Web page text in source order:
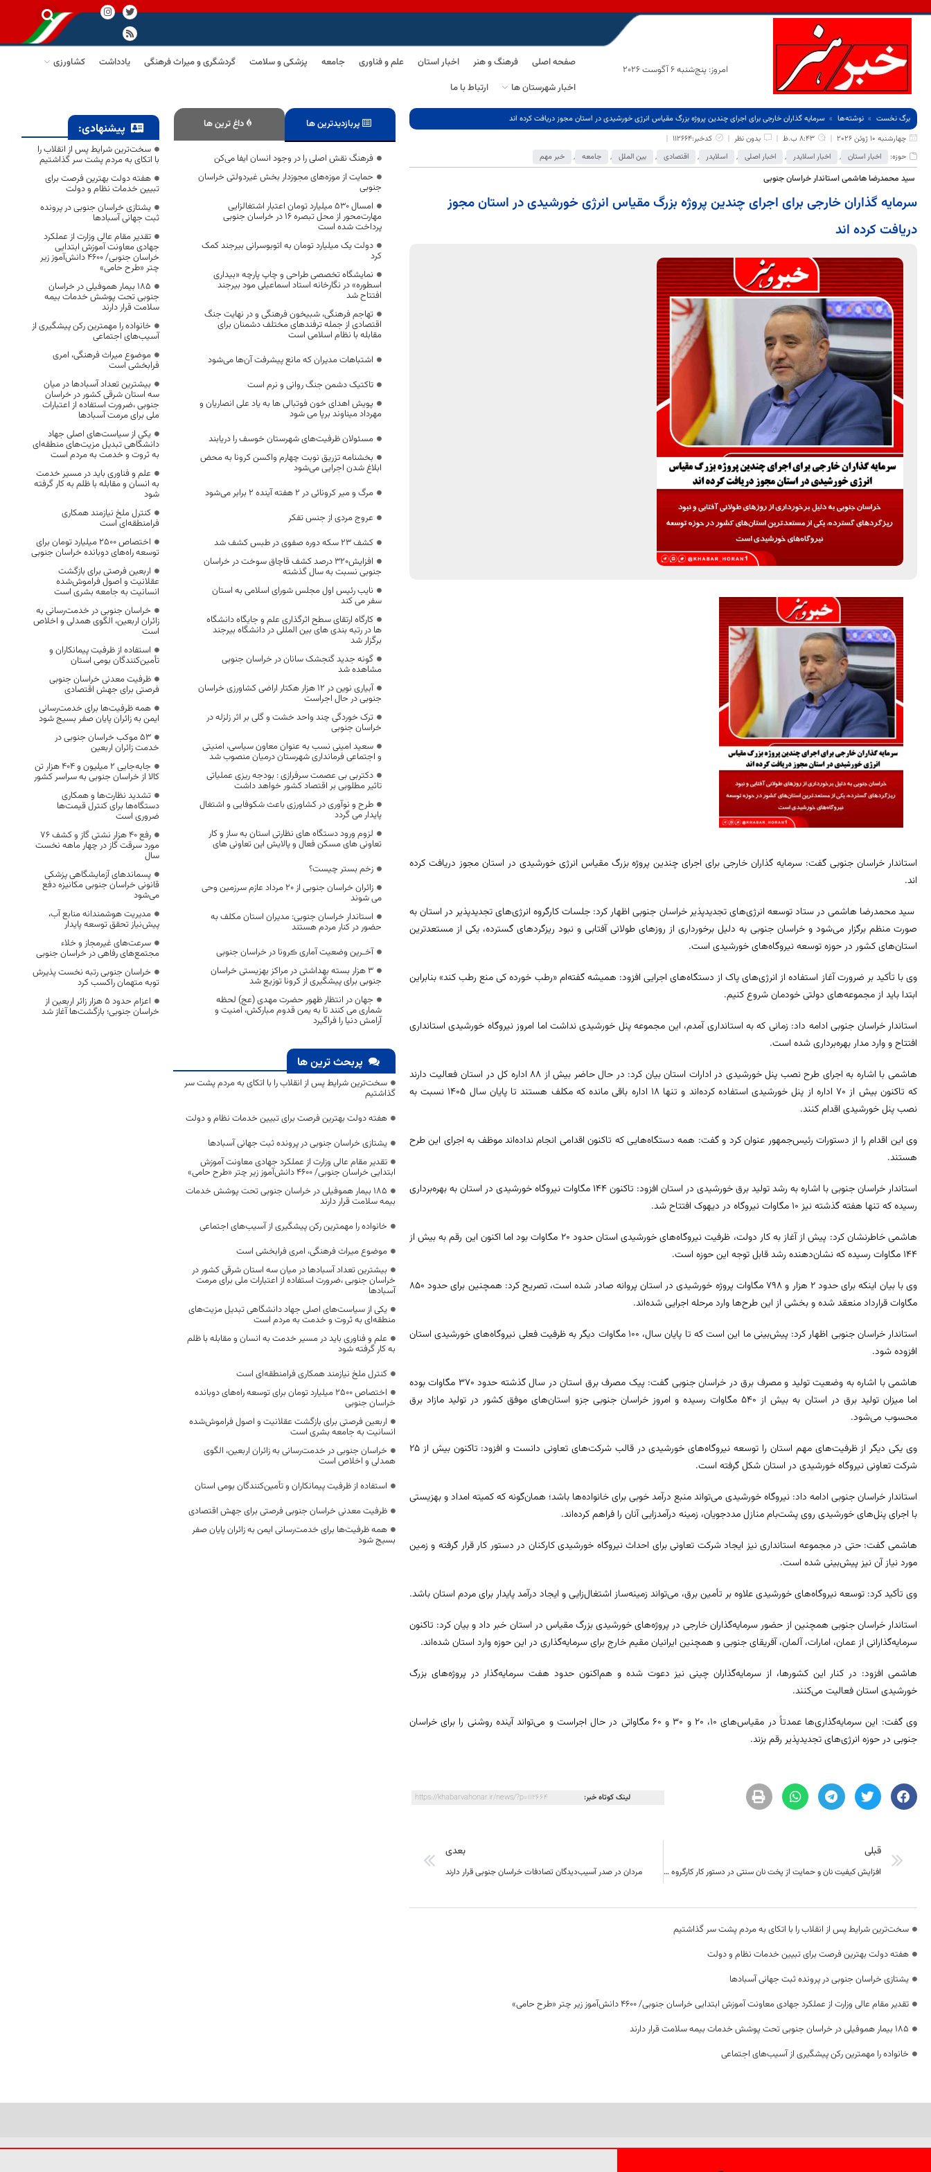
امروز: پنج‌شنبه 6 آگوست 2026
صفحه اصلی فرهنگ و هنر اخبار استان علم و فناوری جامعه پزشکی و سلامت گردشگری و میراث فرهنگی یادداشت
کشاورزی
اخبار شهرستان ها
ارتباط با ما
برگ نخست نوشته‌ها
سرمایه گذاران خارجی برای اجرای چندین پروژه بزرگ مقیاس انرژی خورشیدی در استان مجوز دریافت کرده اند
چهارشنبه 10 ژوئن 2026
8:43 ب.ظ بدون نظر
کدخبر:112664
حوزه:
اخبار استان , اخبار اسلایدر , اخبار اصلی , اسلایدر , اقتصادی , بین الملل , جامعه , خبر مهم
سید محمدرضا هاشمی استاندار خراسان جنوبی
سرمایه گذاران خارجی برای اجرای چندین پروژه بزرگ مقیاس انرژی خورشیدی در استان مجوز
دریافت کرده اند
استاندار خراسان جنوبی گفت: سرمایه گذاران خارجی برای اجرای چندین پروژه بزرگ مقیاس انرژی خورشیدی در استان مجوز دریافت کرده
اند.
سید محمدرضا هاشمی در ستاد توسعه انرژی‌های تجدیدپذیر خراسان جنوبی اظهار کرد: جلسات کارگروه انرژی‌های تجدیدپذیر در استان به
صورت منظم برگزار می‌شود و خراسان جنوبی به دلیل برخورداری از روزهای طولانی آفتابی و نبود ریزگردهای گسترده، یکی از مستعدترین
استان‌های کشور در حوزه توسعه نیروگاه‌های خورشیدی است.
وی با تأکید بر ضرورت آغاز استفاده از انرژی‌های پاک از دستگاه‌های اجرایی افزود: همیشه گفته‌ام «رطب خورده کی منع رطب کند» بنابراین
ابتدا باید از مجموعه‌های دولتی خودمان شروع کنیم.
استاندار خراسان جنوبی ادامه داد: زمانی که به استانداری آمدم، این مجموعه پنل خورشیدی نداشت اما امروز نیروگاه خورشیدی استانداری
افتتاح و وارد مدار بهره‌برداری شده است.
هاشمی با اشاره به اجرای طرح نصب پنل خورشیدی در ادارات استان بیان کرد: در حال حاضر بیش از ۸۸ اداره کل در استان فعالیت دارند
که تاکنون بیش از ۷۰ اداره از پنل خورشیدی استفاده کرده‌اند و تنها ۱۸ اداره باقی مانده که مکلف هستند تا پایان سال ۱۴۰۵ نسبت به
نصب پنل خورشیدی اقدام کنند.
وی این اقدام را از دستورات رئیس‌جمهور عنوان کرد و گفت: همه دستگاه‌هایی که تاکنون اقدامی انجام نداده‌اند موظف به اجرای این طرح
هستند.
استاندار خراسان جنوبی با اشاره به رشد تولید برق خورشیدی در استان افزود: تاکنون ۱۴۴ مگاوات نیروگاه خورشیدی در استان به بهره‌برداری
رسیده که تنها هفته گذشته نیز ۱۰ مگاوات نیروگاه در دیهوک افتتاح شد.
هاشمی خاطرنشان کرد: پیش از آغاز به کار دولت، ظرفیت نیروگاه‌های خورشیدی استان حدود ۲۰ مگاوات بود اما اکنون این رقم به بیش از
۱۴۴ مگاوات رسیده که نشان‌دهنده رشد قابل توجه این حوزه است.
وی با بیان اینکه برای حدود ۲ هزار و ۷۹۸ مگاوات پروژه خورشیدی در استان پروانه صادر شده است، تصریح کرد: همچنین برای حدود ۸۵۰
مگاوات قرارداد منعقد شده و بخشی از این طرح‌ها وارد مرحله اجرایی شده‌اند.
استاندار خراسان جنوبی اظهار کرد: پیش‌بینی ما این است که تا پایان سال، ۱۰۰ مگاوات دیگر به ظرفیت فعلی نیروگاه‌های خورشیدی استان
افزوده شود.
هاشمی با اشاره به وضعیت تولید و مصرف برق در خراسان جنوبی گفت: پیک مصرف برق استان در سال گذشته حدود ۳۷۰ مگاوات بوده
اما میزان تولید برق در استان به بیش از ۵۴۰ مگاوات رسیده و امروز خراسان جنوبی جزو استان‌های موفق کشور در تولید مازاد برق
محسوب می‌شود.
وی یکی دیگر از ظرفیت‌های مهم استان را توسعه نیروگاه‌های خورشیدی در قالب شرکت‌های تعاونی دانست و افزود: تاکنون بیش از ۲۵
شرکت تعاونی نیروگاه خورشیدی در استان شکل گرفته است.
استاندار خراسان جنوبی ادامه داد: نیروگاه خورشیدی می‌تواند منبع درآمد خوبی برای خانواده‌ها باشد؛ همان‌گونه که کمیته امداد و بهزیستی
با اجرای پنل‌های خورشیدی روی پشت‌بام منازل مددجویان، زمینه درآمدزایی آنان را فراهم کرده‌اند.
هاشمی گفت: حتی در مجموعه استانداری نیز ایجاد شرکت تعاونی برای احداث نیروگاه خورشیدی کارکنان در دستور کار قرار گرفته و زمین
مورد نیاز آن نیز پیش‌بینی شده است.
وی تأکید کرد: توسعه نیروگاه‌های خورشیدی علاوه بر تأمین برق، می‌تواند زمینه‌ساز اشتغال‌زایی و ایجاد درآمد پایدار برای مردم استان باشد.
استاندار خراسان جنوبی همچنین از حضور سرمایه‌گذاران خارجی در پروژه‌های خورشیدی بزرگ مقیاس در استان خبر داد و بیان کرد: تاکنون
سرمایه‌گذارانی از عمان، امارات، آلمان، آفریقای جنوبی و همچنین ایرانیان مقیم خارج برای سرمایه‌گذاری در این حوزه وارد استان شده‌اند.
هاشمی افزود: در کنار این کشورها، از سرمایه‌گذاران چینی نیز دعوت شده و هم‌اکنون حدود هفت سرمایه‌گذار در پروژه‌های بزرگ
خورشیدی استان فعالیت می‌کنند.
وی گفت: این سرمایه‌گذاری‌ها عمدتاً در مقیاس‌های ۱۰، ۲۰ و ۳۰ و ۶۰ مگاواتی در حال اجراست و می‌تواند آینده روشنی را برای خراسان
جنوبی در حوزه انرژی‌های تجدیدپذیر رقم بزند.
لینک کوتاه خبر: https://khabarvahonar.ir/news/?p=112664
قبلی
افزایش کیفیت نان و حمایت از پخت نان سنتی در دستور کار کارگروه ساماندهی گندم، آرد و نان خراسان جنوبی
بعدی
مردان در صدر آسیب‌دیدگان تصادفات خراسان جنوبی قرار دارند
سخت‌ترین شرایط پس از انقلاب را با اتکای به مردم پشت سر گذاشتیم
هفته دولت بهترین فرصت برای تبیین خدمات نظام و دولت
یشتازی خراسان جنوبی در پرونده ثبت جهانی آسبادها
تقدیر مقام عالی وزارت از عملکرد جهادی معاونت آموزش ابتدایی خراسان جنوبی/ ۴۶۰۰ دانش‌آموز زیر چتر «طرح حامی»
۱۸۵ بیمار هموفیلی در خراسان جنوبی تحت پوشش خدمات بیمه سلامت قرار دارند
خانواده را مهمترین رکن پیشگیری از آسیب‌های اجتماعی
پربازدیدترین ها داغ ترین ها
فرهنگ نقش اصلی را در وجود انسان ایفا می‌کن
حمایت از موزه‌های مجوزدار بخش غیردولتی خراسان
جنوبی
امسال ۵۳۰ میلیارد تومان اعتبار اشتغالزایی
مهارت‌محور از محل تبصره ۱۶ در خراسان جنوبی
پرداخت شده است
دولت یک میلیارد تومان به اتوبوسرانی بیرجند کمک
کرد
نمایشگاه تخصصی طراحی و چاپ پارچه «بیداری
اسطوره» در نگارخانه استاد اسماعیلی مود بیرجند
افتتاح شد
تهاجم فرهنگی، شبیخون فرهنگی و در نهایت جنگ
اقتصادی از جمله ترفندهای مختلف دشمنان برای
مقابله با نظام اسلامی است
اشتباهات مدیران که مانع پیشرفت آن‌ها می‌شود
تاکتیک دشمن جنگ روانی و نرم است
پویش اهدای خون فوتبالی ها به یاد علی انصاریان و
مهرداد میناوند برپا می شود
مسئولان ظرفیت‌های شهرستان خوسف را دریابند
بخشنامه تزریق نوبت چهارم واکسن کرونا به محض
ابلاغ شدن اجرایی می‌شود
مرگ و میر کرونائی در 2 هفته آینده 2 برابر می‌شود
عروج مردی از جنس تفکر
کشف ۲۳ سکه دوره صفوی در طبس کشف شد
افزایش۳۲۰ درصد کشف قاچاق سوخت در خراسان
جنوبی نسبت به سال گذشته
نایب رئیس اول مجلس شورای اسلامی به استان
سفر می کند
کارگاه ارتقای سطح اثرگذاری علم و جایگاه دانشگاه
ها در رتبه بندی های بین المللی در دانشگاه بیرجند
برگزار شد
گونه جدید گنجشک‌ سانان در خراسان جنوبی
مشاهده شد
آبیاری نوین در ۱۲ هزار هکتار اراضی کشاورزی خراسان
جنوبی در حال اجراست
ترک خوردگی چند واحد خشت و گلی بر اثر زلزله در
خراسان جنوبی
سعید امینی نسب به عنوان معاون سیاسی، امنیتی
و اجتماعی فرمانداری شهرستان درمیان منصوب شد
دکتربی بی عصمت سرفرازی : بودجه ریزی عملیاتی
تاثیر مطلوبی بر اقتصاد کشور خواهد داشت
طرح و نوآوری در کشاورزی باعث شکوفایی و اشتغال
پایدار می گردد
لزوم ورود دستگاه های نظارتی استان به ساز و کار
تعاونی های مسکن فعال و پالایش این تعاونی های
زخم بستر چیست؟
زائران خراسان جنوبی از 20 مرداد عازم سرزمین وحی
می شوند
استاندار خراسان جنوبی: مدیران استان مکلف به
حضور در کنار مردم هستند
آخـرین وضعیت آماری ڪرونا در خراسان جنوبی
۳ هزار بسته بهداشتی در مراکز بهزیستی خراسان
جنوبی برای پیشگیری از کرونا توزیع شد
جهان در انتظار ظهور حضرت مهدی (عج) لحظه
شماری می کنند تا به یمن قدوم مبارکش، امنیت و
آرامش دنیا را فراگیرد
پربحث ترین ها
سخت‌ترین شرایط پس از انقلاب را با اتکای به مردم پشت سر
گذاشتیم
هفته دولت بهترین فرصت برای تبیین خدمات نظام و دولت
یشتازی خراسان جنوبی در پرونده ثبت جهانی آسبادها
تقدیر مقام عالی وزارت از عملکرد جهادی معاونت آموزش
ابتدایی خراسان جنوبی/ ۴۶۰۰ دانش‌آموز زیر چتر «طرح حامی»
۱۸۵ بیمار هموفیلی در خراسان جنوبی تحت پوشش خدمات
بیمه سلامت قرار دارند
خانواده را مهمترین رکن پیشگیری از آسیب‌های اجتماعی
موضوع میراث فرهنگی، امری فرابخشی است
بیشترین تعداد آسبادها در میان سه استان شرقی کشور در
خراسان جنوبی ،ضرورت استفاده از اعتبارات ملی برای مرمت
آسبادها
یکی از سیاست‌های اصلی جهاد دانشگاهی تبدیل مزیت‌های
منطقه‌ای به ثروت و خدمت به مردم است
علم و فناوری باید در مسیر خدمت به انسان و مقابله با ظلم
به کار گرفته شود
کنترل ملخ نیازمند همکاری فرامنطقه‌ای است
اختصاص 2500 میلیارد تومان برای توسعه راه‌های دوبانده
خراسان جنوبی
اربعین فرصتی برای بازگشت عقلانیت و اصول فراموش‌شده
انسانیت به جامعه بشری است
خراسان جنوبی در خدمت‌رسانی به زائران اربعین، الگوی
همدلی و اخلاص است
استفاده از ظرفیت پیمانکاران و تأمین‌کنندگان بومی استان
ظرفیت معدنی خراسان جنوبی فرصتی برای جهش اقتصادی
همه ظرفیت‌ها برای خدمت‌رسانی ایمن به زائران پایان صفر
بسیج شود
پیشنهادی:
سخت‌ترین شرایط پس از انقلاب را
با اتکای به مردم پشت سر گذاشتیم
هفته دولت بهترین فرصت برای
تبیین خدمات نظام و دولت
یشتازی خراسان جنوبی در پرونده
ثبت جهانی آسبادها
تقدیر مقام عالی وزارت از عملکرد
جهادی معاونت آموزش ابتدایی
خراسان جنوبی/ ۴۶۰۰ دانش‌آموز زیر
چتر «طرح حامی»
۱۸۵ بیمار هموفیلی در خراسان
جنوبی تحت پوشش خدمات بیمه
سلامت قرار دارند
خانواده را مهمترین رکن پیشگیری از
آسیب‌های اجتماعی
موضوع میراث فرهنگی، امری
فرابخشی است
بیشترین تعداد آسبادها در میان
سه استان شرقی کشور در خراسان
جنوبی ،ضرورت استفاده از اعتبارات
ملی برای مرمت آسبادها
یکی از سیاست‌های اصلی جهاد
دانشگاهی تبدیل مزیت‌های منطقه‌ای
به ثروت و خدمت به مردم است
علم و فناوری باید در مسیر خدمت
به انسان و مقابله با ظلم به کار گرفته
شود
کنترل ملخ نیازمند همکاری
فرامنطقه‌ای است
اختصاص 2500 میلیارد تومان برای
توسعه راه‌های دوبانده خراسان جنوبی
اربعین فرصتی برای بازگشت
عقلانیت و اصول فراموش‌شده
انسانیت به جامعه بشری است
خراسان جنوبی در خدمت‌رسانی به
زائران اربعین، الگوی همدلی و اخلاص
است
استفاده از ظرفیت پیمانکاران و
تأمین‌کنندگان بومی استان
ظرفیت معدنی خراسان جنوبی
فرصتی برای جهش اقتصادی
همه ظرفیت‌ها برای خدمت‌رسانی
ایمن به زائران پایان صفر بسیج شود
53 موکب خراسان جنوبی در
خدمت زائران اربعین
جابه‌جایی 2 میلیون و 404 هزار تن
کالا از خراسان جنوبی به سراسر کشور
تشدید نظارت‌ها و همکاری
دستگاه‌ها برای کنترل قیمت‌ها
ضروری است
رفع 40 هزار نشتی گاز و کشف 76
مورد سرقت گاز در چهار ماهه نخست
سال
پسماندهای آزمایشگاهی پزشکی
قانونی خراسان جنوبی مکانیزه دفع
می‌شود
مدیریت هوشمندانه منابع آب،
پیش‌نیاز تحقق توسعه پایدار
سرعت‌های غیرمجاز و خلاء
مجتمع‌های رفاهی در خراسان جنوبی
خراسان جنوبی رتبه نخست پذیرش
توبه متهمان راکسب کرد
اعزام حدود 5 هزار زائر اربعین از
خراسان جنوبی؛ بازگشت‌ها آغاز شد